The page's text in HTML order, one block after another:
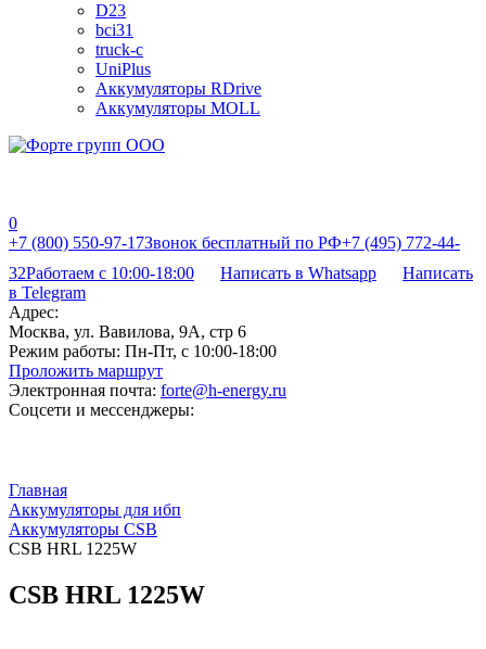
D23
bci31
truck-c
UniPlus
Аккумуляторы RDrive
Аккумуляторы MOLL
0
+7 (800) 550-97-17Звонок бесплатный по РФ+7 (495) 772-44-
32Работаем с 10:00-18:00 Написать в Whatsapp
Написать
в Telegram
Адрес:
Москва, ул. Вавилова, 9А, стр 6
Режим работы: Пн-Пт, с 10:00-18:00
Проложить маршрут
Электронная почта: forte@h-energy.ru
Соцсети и мессенджеры:
Главная
Аккумуляторы для ибп
Аккумуляторы CSB
CSB HRL 1225W
CSB HRL 1225W